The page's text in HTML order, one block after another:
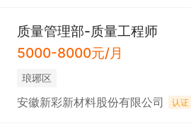
质量管理部-质量工程师
5000-8000元/月
琅琊区
安徽新彩新材料股份有限公司 认证